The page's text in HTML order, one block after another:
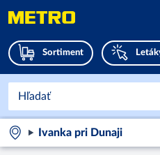
Sortiment
Ivanka pri Dunaji